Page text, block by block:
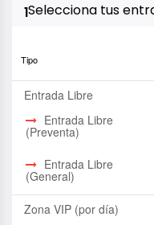
Selecciona tus
1
Tipo
Entrada Libre
Entrada Libre
(Preventa)
Entrada Libre
(General)
Zona VIP (por día)